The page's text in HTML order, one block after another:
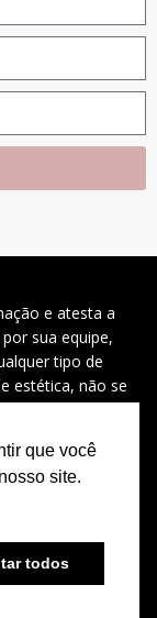
e atesta a
sua equipe,
tipo de
estética, não se
danos a saúde
que você
site.
todos